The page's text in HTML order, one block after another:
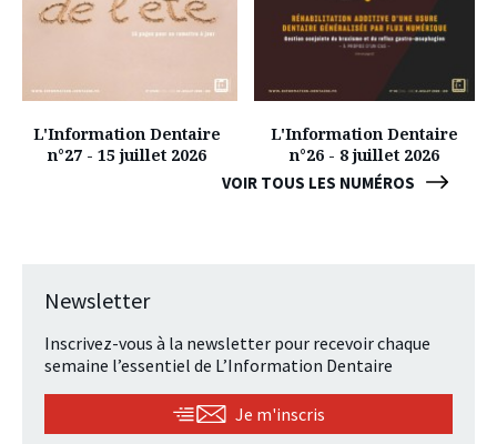
VOIR TOUS LES NUMÉROS
L'Information Dentaire
n°27 - 15 juillet 2026
L'Information Dentaire
n°26 - 8 juillet 2026
Newsletter
Inscrivez-vous à la newsletter pour recevoir chaque
semaine l’essentiel de L’Information Dentaire
Je m'inscris